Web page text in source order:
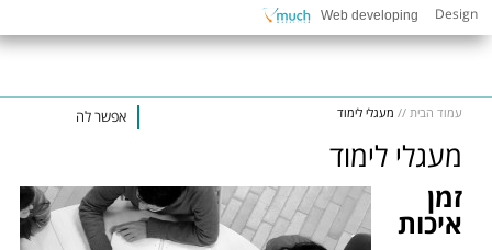
Web developing Design
אפשר להציע לך עמוד הבית //מעגלי לימוד
מעגלי לימוד
זמן
איכות